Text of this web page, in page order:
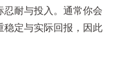
耐与投入。通常你会
稳定与实际回报，因此